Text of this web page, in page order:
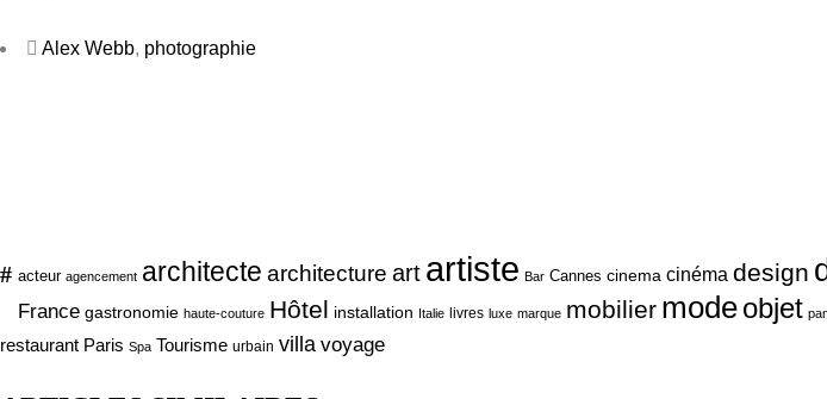
Alex Webb, photographie
# acteur agencement architecte architecture art artiste Bar Cannes cinema cinéma design
France gastronomie haute-couture Hôtel installation Italie livres luxe marque mobilier modeobjet
restaurant Paris Spa Tourisme urbain villa voyage